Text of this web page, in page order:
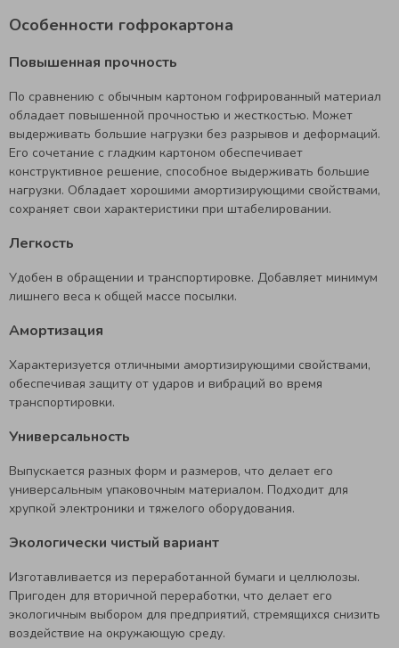
Особенности гофрокартона
Повышенная прочность
По сравнению с обычным картоном гофрированный материал
обладает повышенной прочностью и жесткостью. Может
выдерживать большие нагрузки без разрывов и деформаций.
Его сочетание с гладким картоном обеспечивает
конструктивное решение, способное выдерживать большие
нагрузки. Обладает хорошими амортизирующими свойствами,
сохраняет свои характеристики при штабелировании.
Легкость
Удобен в обращении и транспортировке. Добавляет минимум
лишнего веса к общей массе посылки.
Амортизация
Характеризуется отличными амортизирующими свойствами,
обеспечивая защиту от ударов и вибраций во время
транспортировки.
Универсальность
Выпускается разных форм и размеров, что делает его
универсальным упаковочным материалом. Подходит для
хрупкой электроники и тяжелого оборудования.
Экологически чистый вариант
Изготавливается из переработанной бумаги и целлюлозы.
Пригоден для вторичной переработки, что делает его
экологичным выбором для предприятий, стремящихся снизить
воздействие на окружающую среду.